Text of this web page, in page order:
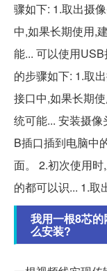
骤如下: 1.取出摄
中,如果长期使用,
能... 可以使用
的步骤如下: 1.取
接口中,如果长期
统可能... 安装摄
B插口插到电脑中
面。 2.初次使用
的都可以识... 1.取
我用一根8芯
么安装?